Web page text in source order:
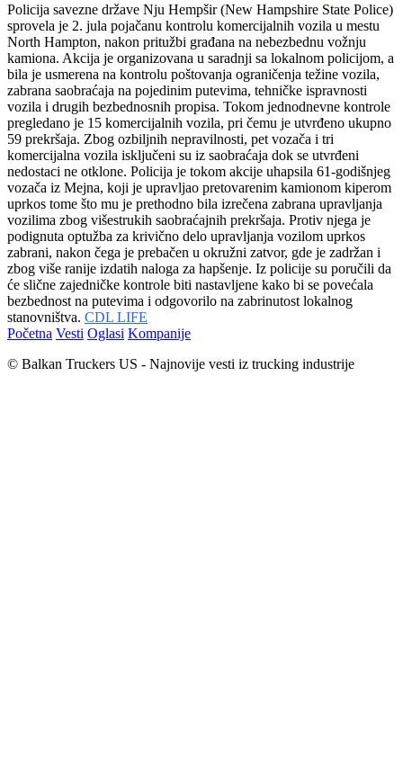
Policija savezne države Nju Hempšir (New Hampshire State Police)
sprovela je 2. jula pojačanu kontrolu komercijalnih vozila u mestu
North Hampton, nakon pritužbi građana na nebezbednu vožnju
kamiona. Akcija je organizovana u saradnji sa lokalnom policijom, a
bila je usmerena na kontrolu poštovanja ograničenja težine vozila,
zabrana saobraćaja na pojedinim putevima, tehničke ispravnosti
vozila i drugih bezbednosnih propisa. Tokom jednodnevne kontrole
pregledano je 15 komercijalnih vozila, pri čemu je utvrđeno ukupno
59 prekršaja. Zbog ozbiljnih nepravilnosti, pet vozača i tri
komercijalna vozila isključeni su iz saobraćaja dok se utvrđeni
nedostaci ne otklone. Policija je tokom akcije uhapsila 61-godišnjeg
vozača iz Mejna, koji je upravljao pretovarenim kamionom kiperom
uprkos tome što mu je prethodno bila izrečena zabrana upravljanja
vozilima zbog višestrukih saobraćajnih prekršaja. Protiv njega je
podignuta optužba za krivično delo upravljanja vozilom uprkos
zabrani, nakon čega je prebačen u okružni zatvor, gde je zadržan i
zbog više ranije izdatih naloga za hapšenje. Iz policije su poručili da
će slične zajedničke kontrole biti nastavljene kako bi se povećala
bezbednost na putevima i odgovorilo na zabrinutost lokalnog
stanovništva. CDL LIFE
Početna Vesti Oglasi Kompanije
© Balkan Truckers US - Najnovije vesti iz trucking industrije